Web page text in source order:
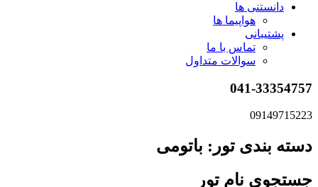
دانستنی ها
هواپیما ها
پشتیبانی
تماس با ما
سوالات متداول
041-33354757
09149715223
دسته بندی تور: باتومی
جستجوی نام تور